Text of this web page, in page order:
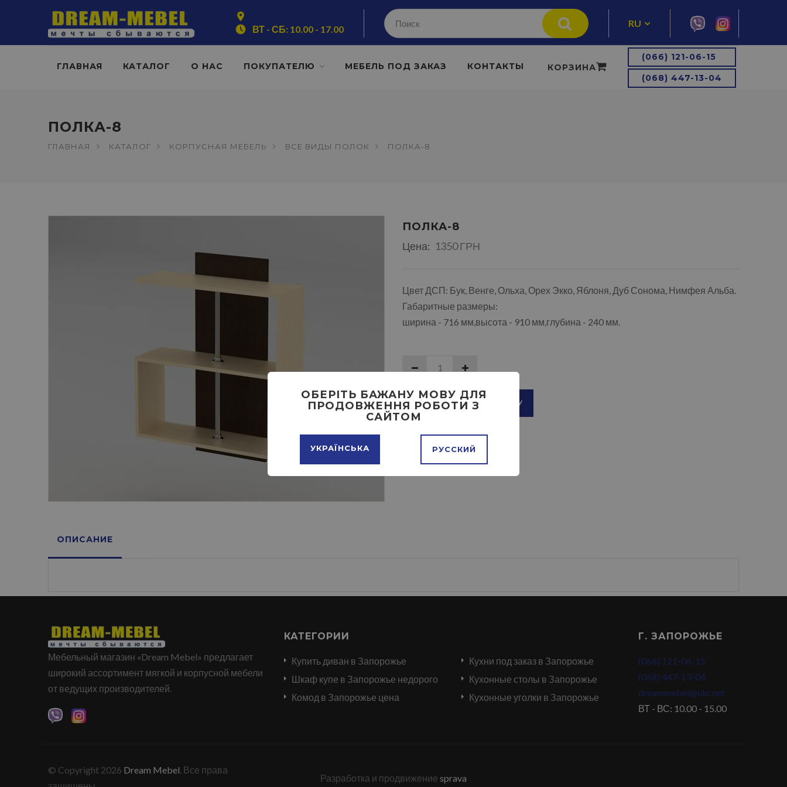
ВТ - СБ: 10.00 - 17.00
RU
ГЛАВНАЯ КАТАЛОГ О НАС ПОКУПАТЕЛЮ МЕБЕЛЬ ПОД ЗАКАЗ КОНТАКТЫ
(066) 121-06-15
(068) 447-13-04
КОРЗИНА
ПОЛКА-8
ГЛАВНАЯ КАТАЛОГ КОРПУСНАЯ МЕБЕЛЬ ВСЕ ВИДЫ ПОЛОК ПОЛКА-8
ПОЛКА-8
Цена: 1350 ГРН
Цвет ДСП: Бук, Венге, Ольха, Орех Экко, Яблоня, Дуб Сонома, Нимфея Альба.
Габаритные размеры:
ширина - 716 мм,высота - 910 мм,глубина - 240 мм.
ДОБАВИТЬ В КОРЗИНУ
ОПИСАНИЕ
Мебельный магазин «Dream Mebel» предлагает
широкий ассортимент мягкой и корпусной мебели
от ведущих производителей.
КАТЕГОРИИ
Купить диван в Запорожье
Шкаф купе в Запорожье недорого
Комод в Запорожье цена
Кухни под заказ в Запорожье
Кухонные столы в Запорожье
Кухонные уголки в Запорожье
Г. ЗАПОРОЖЬЕ
(066) 121-06-15
(068) 447-13-04
dreammebel@ukr.net
ВТ - ВС: 10.00 - 15.00
© Copyright 2026 Dream Mebel. Все права
Разработка и продвижение sprava
ОБЕРІТЬ БАЖАНУ МОВУ ДЛЯ
ПРОДОВЖЕННЯ РОБОТИ З
САЙТОМ
УКРАЇНСЬКА РУССКИЙ